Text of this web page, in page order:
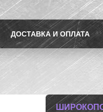
ДОСТАВКА И ОПЛАТА